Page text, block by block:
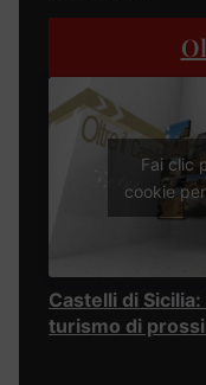
Fai clic
cookie
Castelli di Sicilia:
turismo di